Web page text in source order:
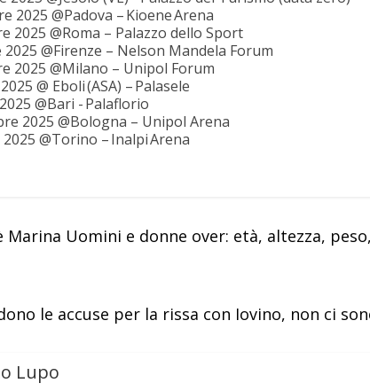
2025 @Padova – Kioene Arena
2025 @Roma – Palazzo dello Sport
@Firenze – Nelson Mandela Forum
2025 @Milano – Unipol Forum
@ Eboli (ASA) – Palasele
@Bari - Palaflorio
2025 @Bologna – Unipol Arena
@Torino – Inalpi Arena
Marina Uomini e donne over: età, altezza,
le accuse per la rissa con Iovino, non ci
Lupo